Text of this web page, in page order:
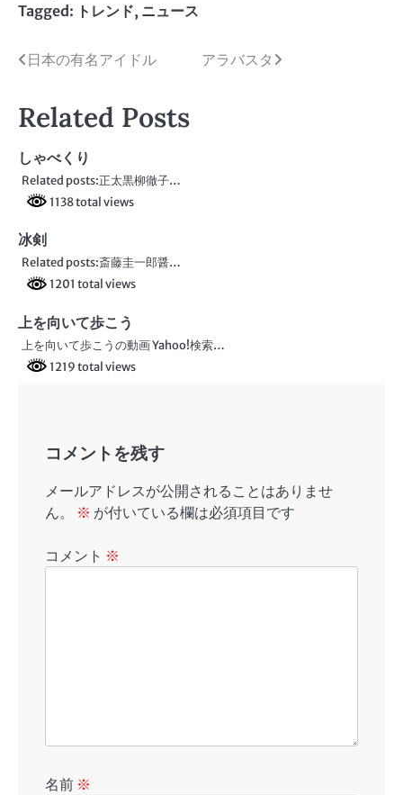
Tagged: トレンド, ニュース
投
ナ
ビ
ゲ
ー
シ
ョ
ン
日本の有名アイドル アラバスタ
Related Posts
しゃべくり
Related posts:正太黒柳徹子…
1138 total views
冰剣
Related posts:斎藤圭一郎醤…
1201 total views
上を向いて歩こう
上を向いて歩こうの動画 Yahoo!検索…
1219 total views
コメントを残す
メールアドレスが公開されることはありませ
ん。
※ が付いている欄は必須項目です
コメント ※
名前 ※